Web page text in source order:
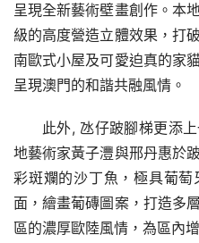
呈現全新藝術壁畫創作。本
級的高度營造立體效果，打
南歐式小屋及可愛迫真的家
呈現澳門的和諧共融風情。
此外, 氹仔跛腳梯更添
地藝術家黃子灃與邢丹惠於
彩斑斕的沙丁魚，極具葡
面，繪畫葡磚圖案，打造多
區的濃厚歐陸風情，為區內